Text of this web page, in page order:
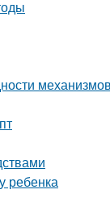
механизмов
ребенка